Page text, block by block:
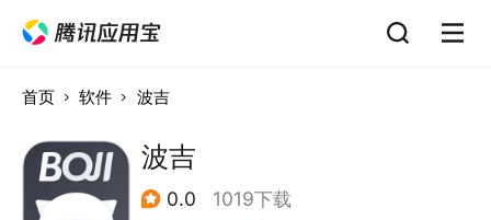
首页 软件 波吉
波吉
0.0 1019下载